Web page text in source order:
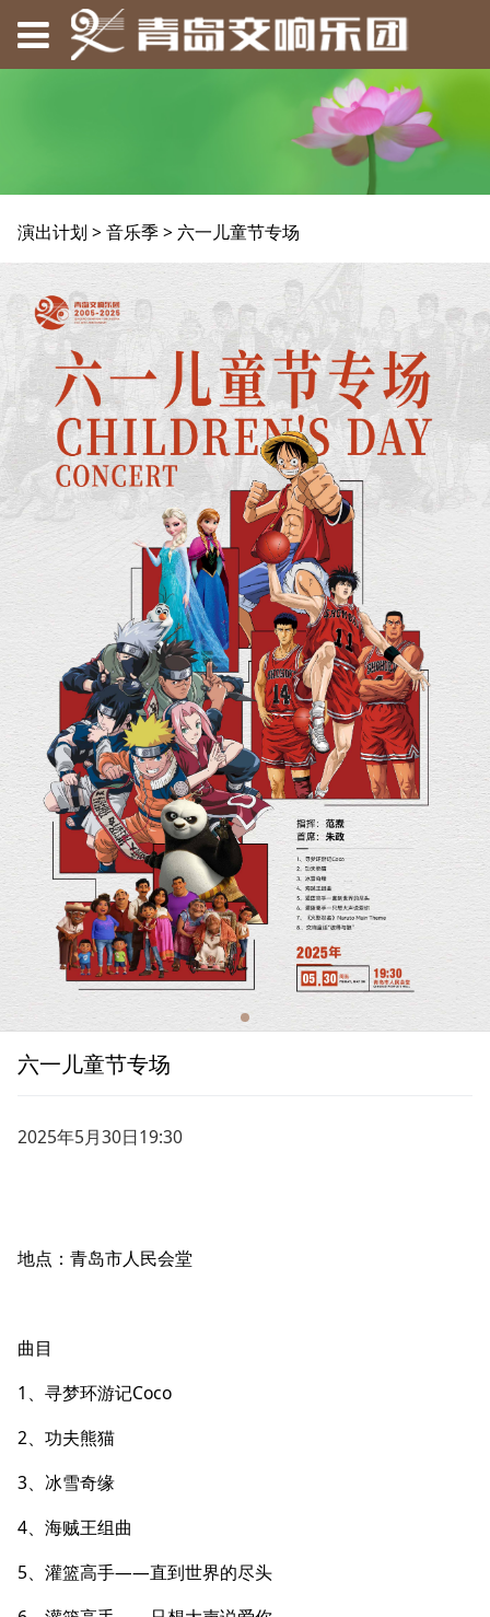
六一儿童节专场
演出计划 >音乐季> 六一儿童节专场
六一儿童节专场
2025年5月30日19:30
地点：青岛市人民会堂
曲目
1、寻梦环游记Coco
2、功夫熊猫
3、冰雪奇缘
4、海贼王组曲
5、灌篮高手——直到世界的尽头